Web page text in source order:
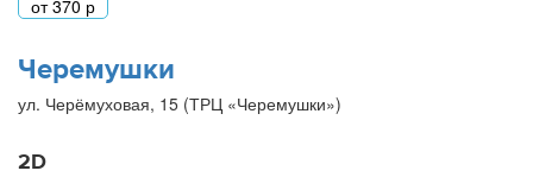
от370 р
Черемушки
ул. Черёмуховая, 15 (ТРЦ «Черемушки»)
2D